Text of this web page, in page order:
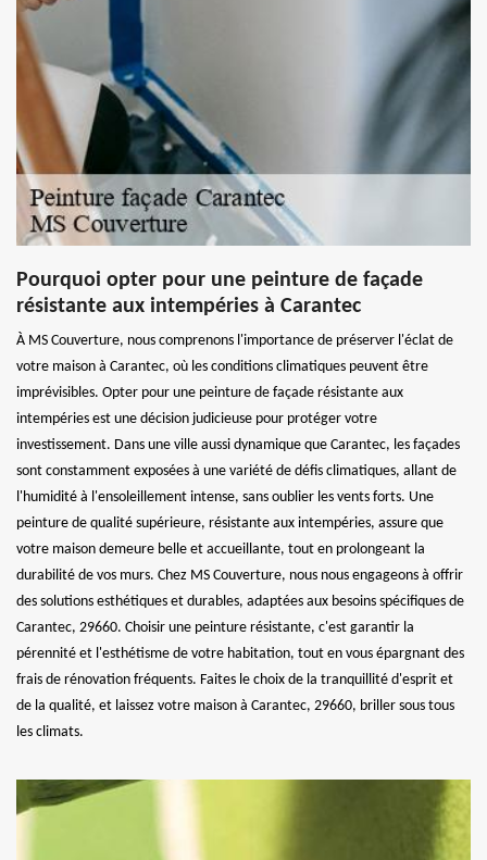
Pourquoi opter pour une peinture de façade
résistante aux intempéries à Carantec
À MS Couverture, nous comprenons l'importance de préserver l'éclat de
votre maison à Carantec, où les conditions climatiques peuvent être
imprévisibles. Opter pour une peinture de façade résistante aux
intempéries est une décision judicieuse pour protéger votre
investissement. Dans une ville aussi dynamique que Carantec, les façades
sont constamment exposées à une variété de défis climatiques, allant de
l'humidité à l'ensoleillement intense, sans oublier les vents forts. Une
peinture de qualité supérieure, résistante aux intempéries, assure que
votre maison demeure belle et accueillante, tout en prolongeant la
durabilité de vos murs. Chez MS Couverture, nous nous engageons à offrir
des solutions esthétiques et durables, adaptées aux besoins spécifiques de
Carantec, 29660. Choisir une peinture résistante, c'est garantir la
pérennité et l'esthétisme de votre habitation, tout en vous épargnant des
frais de rénovation fréquents. Faites le choix de la tranquillité d'esprit et
de la qualité, et laissez votre maison à Carantec, 29660, briller sous tous
les climats.